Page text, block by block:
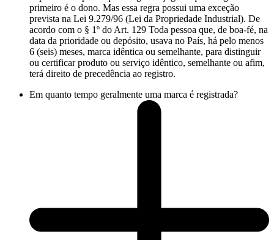
primeiro é o dono. Mas essa regra possui uma exceção
prevista na Lei 9.279/96 (Lei da Propriedade Industrial). De
acordo com o § 1º do Art. 129 Toda pessoa que, de boa-fé, na
data da prioridade ou depósito, usava no País, há pelo menos
6 (seis) meses, marca idêntica ou semelhante, para distinguir
ou certificar produto ou serviço idêntico, semelhante ou afim,
terá direito de precedência ao registro.
Em quanto tempo geralmente uma marca é registrada?